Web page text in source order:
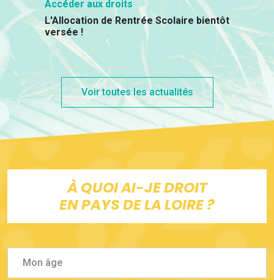
Accéder aux droits
L'Allocation de Rentrée Scolaire bientôt
versée !
Voir toutes les actualités
À QUOI AI-JE DROIT
EN PAYS DE LA LOIRE ?